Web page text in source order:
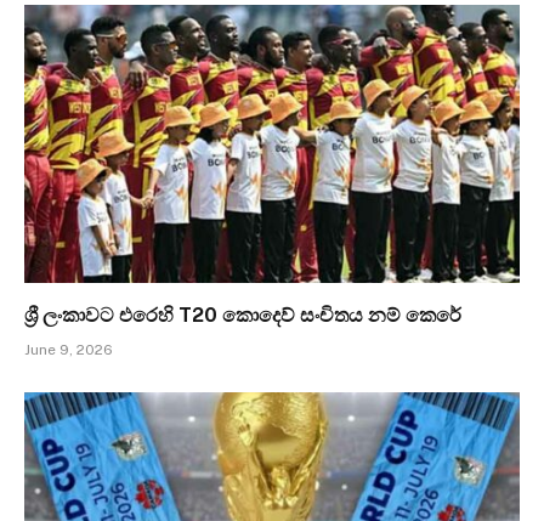
ශ්‍රී ලංකාවට එරෙහි T20 කොදෙව් සංචිතය නම් කෙරේ
June 9, 2026